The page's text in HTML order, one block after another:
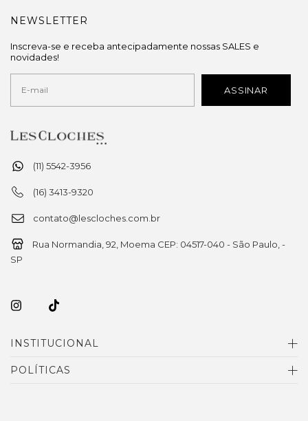
(11) 5542-3956
(16) 3413-9320
contato@lescloches.com.br
Rua Normandia, 92, Moema CEP: 04517-040 - São Paulo, -
SP
INSTITUCIONAL
POLÍTICAS
NEWSLETTER
Inscreva-se e receba antecipadamente nossas SALES e
novidades!